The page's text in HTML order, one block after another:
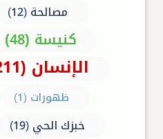
مصالحة (12)
كنيسة (48)
الإنسان (211)
ظهورات (1)
خبزك الحي (19)